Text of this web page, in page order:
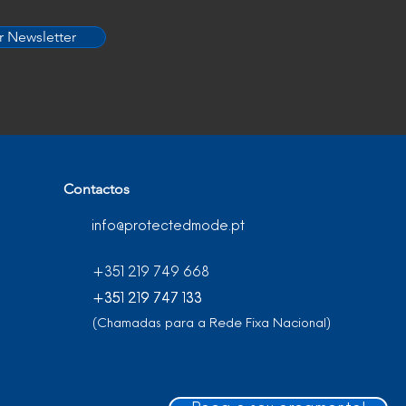
Newsletter
Contactos
info@protectedmode.pt
+351 219 749 668
+351 219 747 133
+351 219 747 133
(Chamadas para a Rede Fixa Nacional)